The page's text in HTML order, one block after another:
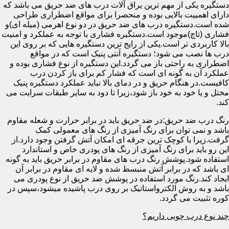
دستگیره یکی از مهم ترین یراق آلات درب های ضد حریق می باشد که
دارای اهمییت بالایی بوده و منحصرا برای مواقع اضطراری طراحی
شده است.دستگیره درب های ضد حریق در دو نوع اهرمی (میله ای)و
فشاری (تاچ)موجود است.دستگیره فشاری با توجه به عملکرد و امنیت
بالا کاربردی تر است.یکی از رایج ترین دستگیره هایی که بر روی این
درب ها نصب می شود؛ دستگیره آنتی پنیک است که در مواقع
اضطراری به راحتی باز می گردد.این دستگیره از نوع فشاری بوده و
عملکرد آن به گونه ای است که فشار کم برای باز کردن درب
کافیست.در هنگام حریق و در دمای بالا نباید عملکرد دستگیره پنیک
مختل و یا خود به خود باز شود،زیرا تا دود به سایر طبقات سرایت می
کند.
رنگ درب ضد حریق:در ضد حریق باید در برابر حرارت و شعله مقاوم
باشد و نمی توان برای رنگ آمیزی از رنگ های معمولی کمک
گرفت.زیرا با کوچک ترین جرقه ای امکان آتش گرفتن وجود دارد.از
این رو باید برای رنگ آمیزی از رنگ های پودری خاص و استاندارد
استفاده شود.پوشش رنگ درب های مقاوم در برابر حریق باید به گونه
ای باشد که در برابر آتش منبسط شده و لایه ای مقاوم در برابر آن
ایجاد کند.رنگ مورد استفاده در پوشش ضد حریق از نوع پودری می
باشد و به روش الکترواستاتیک بر روی درب پاشیده میشود،سپس در
کوره تثبیت می گردد.
چند نوع درب چوبی داریم؟